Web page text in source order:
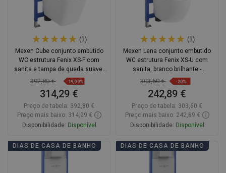
(1)
Mexen Cube conjunto embutido
WC estrutura Fenix XS-F com
sanita e tampa de queda suave,
branco brilho - 68030924000
392,80 € -19,99%
314,29 €
Preço de tabela: 392,80 €
Preço mais baixo: 314,29 €
Disponibilidade: Disponível
Adicionar
(1)
Mexen Lena conjunto embutido
WC estrutura Fenix XS-U com
sanita, branco brilhante -
6853322XX00
303,60 € -20%
242,89 €
Preço de tabela: 303,60 €
Preço mais baixo: 242,89 €
Disponibilidade: Disponível
Adicionar
DIAS DE CASA DE BANHO DIAS DE CASA DE BANHO